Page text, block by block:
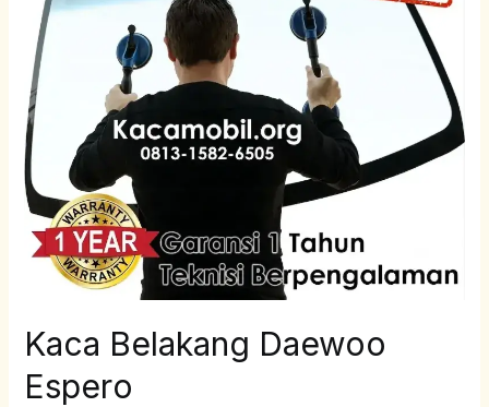
Kaca Belakang Daewoo
Espero
Espero